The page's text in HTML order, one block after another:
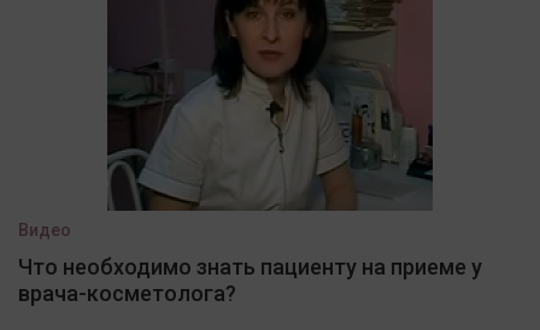
Видео
Что необходимо знать пациенту на приеме у
врача-косметолога?